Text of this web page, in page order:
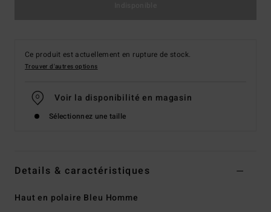
Ce produit est actuellement en rupture de stock.
Trouver d'autres options
Voir la disponibilité en magasin
Sélectionnez une taille
Details & caractéristiques
Haut en polaire Bleu Homme